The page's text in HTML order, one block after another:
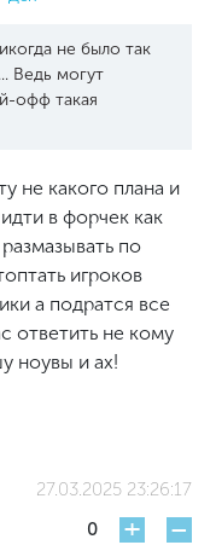
не было так
Ведь могут
офф такая
не какого плана и
в форчек как
по
игроков
а подратся все
ответить не кому
ноувы и ах!
27.03.2025 23:26:17
0
+ -